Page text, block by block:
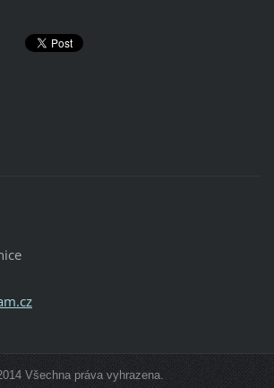
Všechna práva vyhrazena.